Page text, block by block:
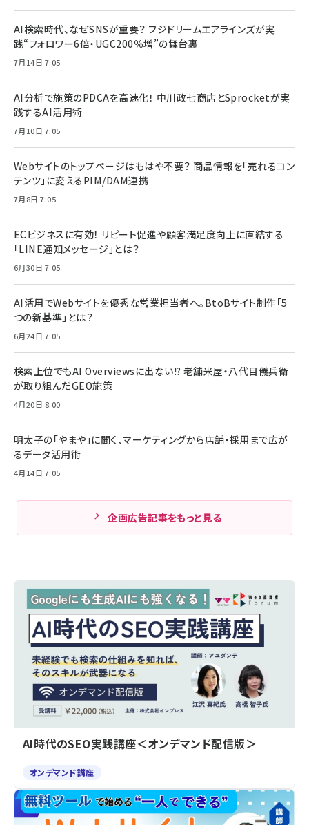
AI検索時代、なぜSNSが重要？ フジドリームエアラインズが実
践“フォロワー6倍・UGC200％増”の舞台裏
7月14日 7:05
AI分析で施策のPDCAを高速化！ 中川政七商店とSprocketが実
践するAI活用術
7月10日 7:05
Webサイトのトップページはもはや不要？ 商品情報を「売れるコン
テンツ」に変えるPIM/DAM連携
7月8日 7:05
ECビジネスに有効！ リピート促進や顧客満足度向上に直結する
「LINE通知メッセージ」とは？
6月30日 7:05
AI活用でWebサイトを優秀な営業担当者へ。BtoBサイト制作「5
つの新基準」とは？
6月24日 7:05
検索上位でもAI Overviewsに出ない!? 老舗米屋・八代目儀兵衛
が取り組んだGEO施策
4月20日 8:00
明太子の「やまや」に聞く、マーケティングから店舗・採用まで広が
るデータ活用術
4月14日 7:05
企画広告記事をもっと見る
AI時代のSEO実践講座＜オンデマンド配信版＞
オンデマンド講座